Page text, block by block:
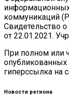
коммуникаций
Свидетельство
от 22.01.2021.
При полном или
опубликованных
гиперссылка на
Новости региона